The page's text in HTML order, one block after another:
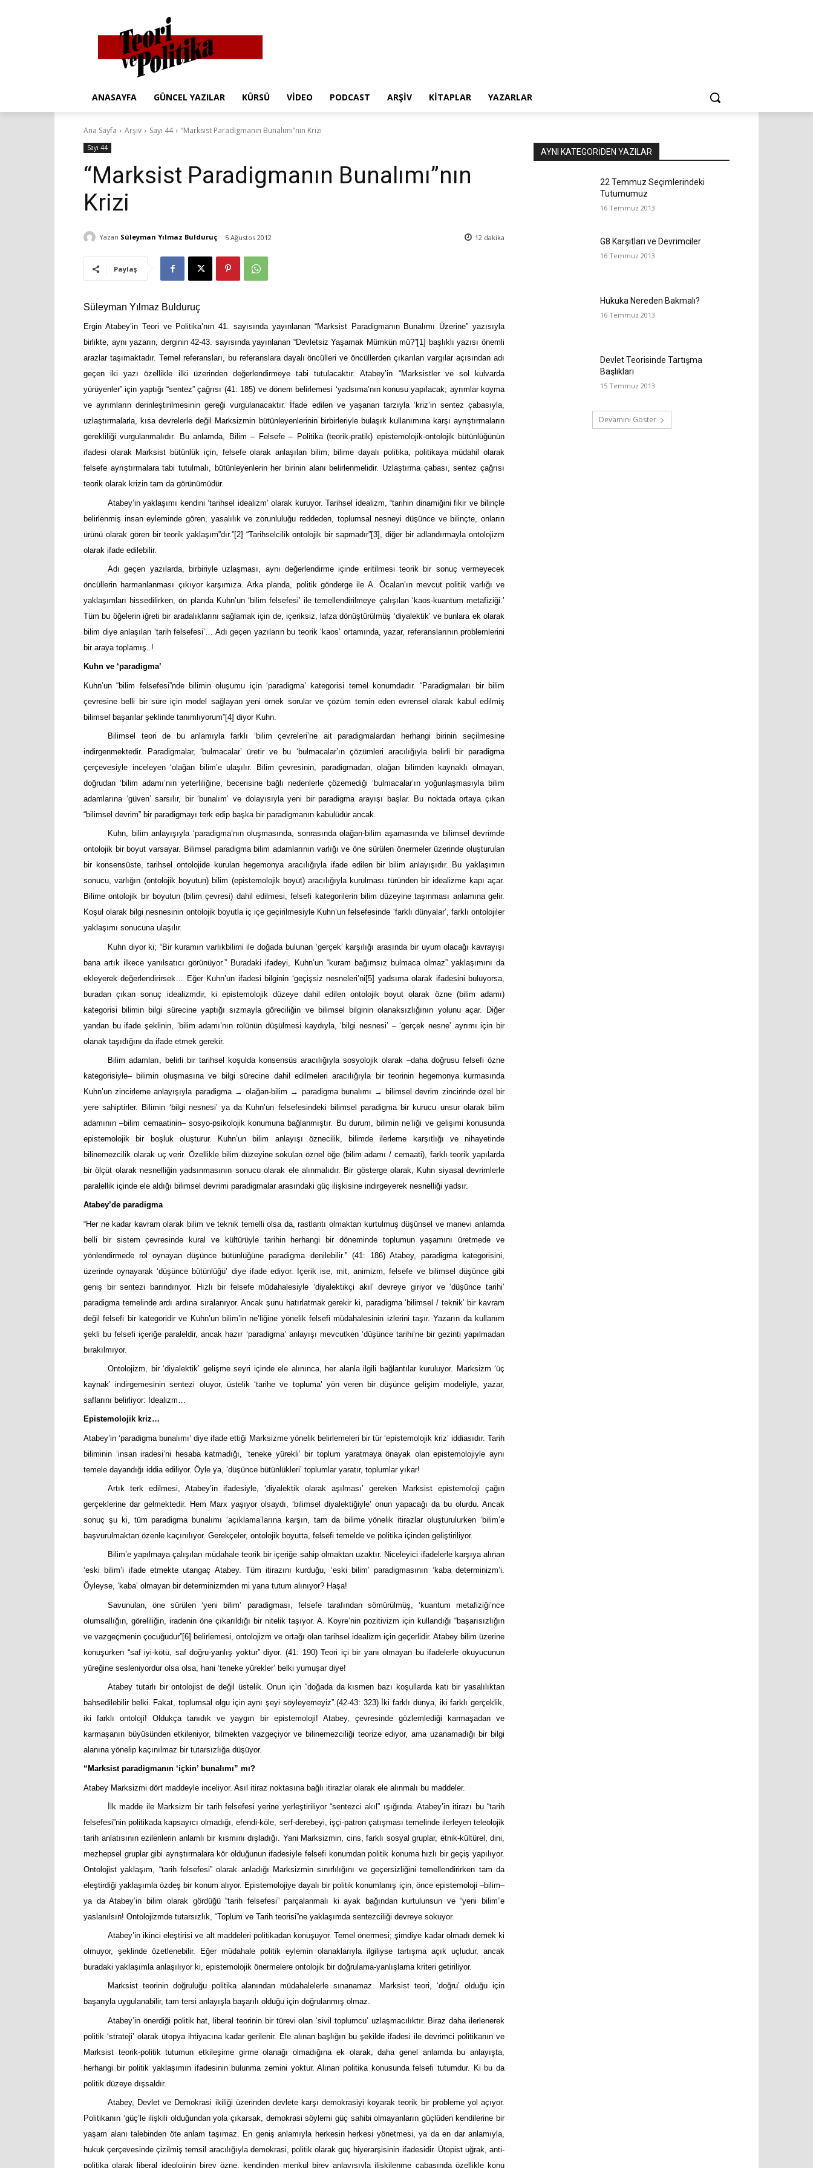
ANASAYFA GÜNCEL YAZILAR KÜRSÜ VIDEO PODCAST ARŞIV KITAPLAR YAZARLAR
Ana Sayfa Arşiv Sayı 44 “Marksist Paradigmanın Bunalımı”nın Krizi
Sayı 44
“Marksist Paradigmanın Bunalımı”nın
Krizi
Yazan Süleyman Yılmaz Bulduruç 5 Ağustos 2012 12 dakika
Paylaş
Süleyman Yılmaz Bulduruç
Ergin Atabey’in Teori ve Politika’nın 41. sayısında yayınlanan “Marksist Paradigmanın Bunalımı Üzerine” yazısıyla
birlikte, aynı yazarın, derginin 42-43. sayısında yayınlanan “Devletsiz Yaşamak Mümkün mü?”[1] başlıklı yazısı önemli
arazlar taşımaktadır. Temel referansları, bu referanslara dayalı öncülleri ve öncüllerden çıkarılan vargılar açısından adı
geçen iki yazı özellikle ilki üzerinden değerlendirmeye tabi tutulacaktır. Atabey’in “Marksistler ve sol kulvarda
yürüyenler” için yaptığı “sentez” çağrısı (41: 185) ve dönem belirlemesi ‘yadsıma’nın konusu yapılacak; ayrımlar koyma
ve ayrımların derinleştirilmesinin gereği vurgulanacaktır. İfade edilen ve yaşanan tarzıyla ‘kriz’in sentez çabasıyla,
uzlaştırmalarla, kısa devrelerle değil Marksizmin bütünleyenlerinin birbirleriyle bulaşık kullanımına karşı ayrıştırmaların
gerekliliği vurgulanmalıdır. Bu anlamda, Bilim – Felsefe – Politika (teorik-pratik) epistemolojik-ontolojik bütünlüğünün
ifadesi olarak Marksist bütünlük için, felsefe olarak anlaşılan bilim, bilime dayalı politika, politikaya müdahil olarak
felsefe ayrıştırmalara tabi tutulmalı, bütünleyenlerin her birinin alanı belirlenmelidir. Uzlaştırma çabası, sentez çağrısı
teorik olarak krizin tam da görünümüdür.
Atabey’in yaklaşımı kendini ‘tarihsel idealizm’ olarak kuruyor. Tarihsel idealizm, “tarihin dinamiğini fikir ve bilinçle
belirlenmiş insan eyleminde gören, yasalılık ve zorunluluğu reddeden, toplumsal nesneyi düşünce ve bilinçte, onların
ürünü olarak gören bir teorik yaklaşım”dır.”[2] “Tarihselcilik ontolojik bir sapmadır”[3] , diğer bir adlandırmayla ontolojizm
olarak ifade edilebilir.
Adı geçen yazılarda, birbiriyle uzlaşması, aynı değerlendirme içinde eritilmesi teorik bir sonuç vermeyecek
öncüllerin harmanlanması çıkıyor karşımıza. Arka planda, politik gönderge ile A. Öcalan’ın mevcut politik varlığı ve
yaklaşımları hissedilirken, ön planda Kuhn’un ‘bilim felsefesi’ ile temellendirilmeye çalışılan ‘kaos-kuantum metafiziği.’
Tüm bu öğelerin iğreti bir aradalıklarını sağlamak için de, içeriksiz, lafza dönüştürülmüş ‘diyalektik’ ve bunlara ek olarak
bilim diye anlaşılan ‘tarih felsefesi’… Adı geçen yazıların bu teorik ‘kaos’ ortamında, yazar, referanslarının problemlerini
bir araya toplamış..!
Kuhn ve ‘paradigma’
Kuhn’un “bilim felsefesi”nde bilimin oluşumu için ‘paradigma’ kategorisi temel konumdadır. “Paradigmaları bir bilim
çevresine belli bir süre için model sağlayan yeni örnek sorular ve çözüm temin eden evrensel olarak kabul edilmiş
bilimsel başarılar şeklinde tanımlıyorum”[4] diyor Kuhn.
Bilimsel teori de bu anlamıyla farklı ‘bilim çevreleri’ne ait paradigmalardan herhangi birinin seçilmesine
indirgenmektedir. Paradigmalar, ‘bulmacalar’ üretir ve bu ‘bulmacalar’ın çözümleri aracılığıyla belirli bir paradigma
çerçevesiyle inceleyen ‘olağan bilim’e ulaşılır. Bilim çevresinin, paradigmadan, olağan bilimden kaynaklı olmayan,
doğrudan ‘bilim adamı’nın yeterliliğine, becerisine bağlı nedenlerle çözemediği ‘bulmacalar’ın yoğunlaşmasıyla bilim
adamlarına ‘güven’ sarsılır, bir ‘bunalım’ ve dolayısıyla yeni bir paradigma arayışı başlar. Bu noktada ortaya çıkan
“bilimsel devrim” bir paradigmayı terk edip başka bir paradigmanın kabulüdür ancak.
Kuhn, bilim anlayışıyla ‘paradigma’nın oluşmasında, sonrasında olağan-bilim aşamasında ve bilimsel devrimde
ontolojik bir boyut varsayar. Bilimsel paradigma bilim adamlarının varlığı ve öne sürülen önermeler üzerinde oluşturulan
bir konsensüste, tarihsel ontolojide kurulan hegemonya aracılığıyla ifade edilen bir bilim anlayışıdır. Bu yaklaşımın
sonucu, varlığın (ontolojik boyutun) bilim (epistemolojik boyut) aracılığıyla kurulması türünden bir idealizme kapı açar.
Bilime ontolojik bir boyutun (bilim çevresi) dahil edilmesi, felsefi kategorilerin bilim düzeyine taşınması anlamına gelir.
Koşul olarak bilgi nesnesinin ontolojik boyutla iç içe geçirilmesiyle Kuhn’un felsefesinde ‘farklı dünyalar’, farklı ontolojiler
yaklaşımı sonucuna ulaşılır.
Kuhn diyor ki; “Bir kuramın varlıkbilimi ile doğada bulunan ‘gerçek’ karşılığı arasında bir uyum olacağı kavrayışı
bana artık ilkece yanılsatıcı görünüyor.” Buradaki ifadeyi, Kuhn’un “kuram bağımsız bulmaca olmaz” yaklaşımını da
ekleyerek değerlendirirsek… Eğer Kuhn’un ifadesi bilginin ‘geçişsiz nesneleri’ni[5] yadsıma olarak ifadesini buluyorsa,
buradan çıkan sonuç idealizmdir, ki epistemolojik düzeye dahil edilen ontolojik boyut olarak özne (bilim adamı)
kategorisi bilimin bilgi sürecine yaptığı sızmayla göreciliğin ve bilimsel bilginin olanaksızlığının yolunu açar. Diğer
yandan bu ifade şeklinin, ‘bilim adamı’nın rolünün düşülmesi kaydıyla, ‘bilgi nesnesi’ – ‘gerçek nesne’ ayrımı için bir
olanak taşıdığını da ifade etmek gerekir.
Bilim adamları, belirli bir tarihsel koşulda konsensüs aracılığıyla sosyolojik olarak –daha doğrusu felsefi özne
kategorisiyle– bilimin oluşmasına ve bilgi sürecine dahil edilmeleri aracılığıyla bir teorinin hegemonya kurmasında
Kuhn’un zincirleme anlayışıyla paradigma → olağan-bilim → paradigma bunalımı → bilimsel devrim zincirinde özel bir
yere sahiptirler. Bilimin ‘bilgi nesnesi’ ya da Kuhn’un felsefesindeki bilimsel paradigma bir kurucu unsur olarak bilim
adamının –bilim cemaatinin– sosyo-psikolojik konumuna bağlanmıştır. Bu durum, bilimin ne’liği ve gelişimi konusunda
epistemolojik bir boşluk oluşturur. Kuhn’un bilim anlayışı öznecilik, bilimde ilerleme karşıtlığı ve nihayetinde
bilinemezcilik olarak uç verir. Özellikle bilim düzeyine sokulan öznel öğe (bilim adamı / cemaati), farklı teorik yapılarda
bir ölçüt olarak nesnelliğin yadsınmasının sonucu olarak ele alınmalıdır. Bir gösterge olarak, Kuhn siyasal devrimlerle
paralellik içinde ele aldığı bilimsel devrimi paradigmalar arasındaki güç ilişkisine indirgeyerek nesnelliği yadsır.
Atabey’de paradigma
“Her ne kadar kavram olarak bilim ve teknik temelli olsa da, rastlantı olmaktan kurtulmuş düşünsel ve manevi anlamda
belli bir sistem çevresinde kural ve kültürüyle tarihin herhangi bir döneminde toplumun yaşamını üretmede ve
yönlendirmede rol oynayan düşünce bütünlüğüne paradigma denilebilir.” (41: 186) Atabey, paradigma kategorisini,
üzerinde oynayarak ‘düşünce bütünlüğü’ diye ifade ediyor. İçerik ise, mit, animizm, felsefe ve bilimsel düşünce gibi
geniş bir sentezi barındırıyor. Hızlı bir felsefe müdahalesiyle ‘diyalektikçi akıl’ devreye giriyor ve ‘düşünce tarihi’
paradigma temelinde ardı ardına sıralanıyor. Ancak şunu hatırlatmak gerekir ki, paradigma ‘bilimsel / teknik’ bir kavram
değil felsefi bir kategoridir ve Kuhn’un bilim’in ne’liğine yönelik felsefi müdahalesinin izlerini taşır. Yazarın da kullanım
şekli bu felsefi içeriğe paraleldir, ancak hazır ‘paradigma’ anlayışı mevcutken ‘düşünce tarihi’ne bir gezinti yapılmadan
bırakılmıyor.
Ontolojizm, bir ‘diyalektik’ gelişme seyri içinde ele alınınca, her alanla ilgili bağlantılar kuruluyor. Marksizm ‘üç
kaynak’ indirgemesinin sentezi oluyor, üstelik ‘tarihe ve topluma’ yön veren bir düşünce gelişim modeliyle, yazar,
saflarını belirliyor: İdealizm…
Epistemolojik kriz…
Atabey’in ‘paradigma bunalımı’ diye ifade ettiği Marksizme yönelik belirlemeleri bir tür ‘epistemolojik kriz’ iddiasıdır. Tarih
biliminin ‘insan iradesi’ni hesaba katmadığı, ‘teneke yürekli’ bir toplum yaratmaya önayak olan epistemolojiyle aynı
temele dayandığı iddia ediliyor. Öyle ya, ‘düşünce bütünlükleri’ toplumlar yaratır, toplumlar yıkar!
Artık terk edilmesi, Atabey’in ifadesiyle, ‘diyalektik olarak aşılması’ gereken Marksist epistemoloji çağın
gerçeklerine dar gelmektedir. Hem Marx yaşıyor olsaydı, ‘bilimsel diyalektiğiyle’ onun yapacağı da bu olurdu. Ancak
sonuç şu ki, tüm paradigma bunalımı ‘açıklama’larına karşın, tam da bilime yönelik itirazlar oluşturulurken ‘bilim’e
başvurulmaktan özenle kaçınılıyor. Gerekçeler, ontolojik boyutta, felsefi temelde ve politika içinden geliştiriliyor.
Bilim’e yapılmaya çalışılan müdahale teorik bir içeriğe sahip olmaktan uzaktır. Niceleyici ifadelerle karşıya alınan
‘eski bilim’i ifade etmekte utangaç Atabey. Tüm itirazını kurduğu, ‘eski bilim’ paradigmasının ‘kaba determinizm’i.
Öyleyse, ‘kaba’ olmayan bir determinizmden mi yana tutum alınıyor? Haşa!
Savunulan, öne sürülen ‘yeni bilim’ paradigması, felsefe tarafından sömürülmüş, ‘kuantum metafiziği’nce
olumsallığın, göreliliğin, iradenin öne çıkarıldığı bir nitelik taşıyor. A. Koyre’nin pozitivizm için kullandığı “başarısızlığın
ve vazgeçmenin çocuğudur”[6] belirlemesi, ontolojizm ve ortağı olan tarihsel idealizm için geçerlidir. Atabey bilim üzerine
konuşurken “saf iyi-kötü, saf doğru-yanlış yoktur” diyor. (41: 190) Teori içi bir yanı olmayan bu ifadelerle okuyucunun
yüreğine sesleniyordur olsa olsa, hani ‘teneke yürekler’ belki yumuşar diye!
Atabey tutarlı bir ontolojist de değil üstelik. Onun için “doğada da kısmen bazı koşullarda katı bir yasalılıktan
bahsedilebilir belki. Fakat, toplumsal olgu için aynı şeyi söyleyemeyiz”.(42-43: 323) İki farklı dünya, iki farklı gerçeklik,
iki farklı ontoloji! Oldukça tanıdık ve yaygın bir epistemoloji! Atabey, çevresinde gözlemlediği karmaşadan ve
karmaşanın büyüsünden etkileniyor, bilmekten vazgeçiyor ve bilinemezciliği teorize ediyor, ama uzanamadığı bir bilgi
alanına yönelip kaçınılmaz bir tutarsızlığa düşüyor.
“Marksist paradigmanın ‘içkin’ bunalımı” mı?
Atabey Marksizmi dört maddeyle inceliyor. Asıl itiraz noktasına bağlı itirazlar olarak ele alınmalı bu maddeler.
İlk madde ile Marksizm bir tarih felsefesi yerine yerleştiriliyor “sentezci akıl” ışığında. Atabey’in itirazı bu “tarih
felsefesi”nin politikada kapsayıcı olmadığı, efendi-köle, serf-derebeyi, işçi-patron çatışması temelinde ilerleyen teleolojik
tarih anlatısının ezilenlerin anlamlı bir kısmını dışladığı. Yani Marksizmin, cins, farklı sosyal gruplar, etnik-kültürel, dini,
mezhepsel gruplar gibi ayrıştırmalara kör olduğunun ifadesiyle felsefi konumdan politik konuma hızlı bir geçiş yapılıyor.
Ontolojist yaklaşım, “tarih felsefesi” olarak anladığı Marksizmin sınırlılığını ve geçersizliğini temellendirirken tam da
eleştirdiği yaklaşımla özdeş bir konum alıyor. Epistemolojiye dayalı bir politik konumlanış için, önce epistemoloji –bilim–
ya da Atabey’in bilim olarak gördüğü “tarih felsefesi” parçalanmalı ki ayak bağından kurtulunsun ve “yeni bilim”e
yaslanılsın! Ontolojizmde tutarsızlık, “Toplum ve Tarih teorisi”ne yaklaşımda sentezciliği devreye sokuyor.
Atabey’in ikinci eleştirisi ve alt maddeleri politikadan konuşuyor. Temel önermesi; şimdiye kadar olmadı demek ki
olmuyor, şeklinde özetlenebilir. Eğer müdahale politik eylemin olanaklarıyla ilgiliyse tartışma açık uçludur, ancak
buradaki yaklaşımla anlaşılıyor ki, epistemolojik önermelere ontolojik bir doğrulama-yanlışlama kriteri getiriliyor.
Marksist teorinin doğruluğu politika alanından müdahalelerle sınanamaz. Marksist teori, ‘doğru’ olduğu için
başarıyla uygulanabilir, tam tersi anlayışla başarılı olduğu için doğrulanmış olmaz.
Atabey’in önerdiği politik hat, liberal teorinin bir türevi olan ‘sivil toplumcu’ uzlaşmacılıktır. Biraz daha ilerlenerek
politik ‘strateji’ olarak ütopya ihtiyacına kadar gerilenir. Ele alınan başlığın bu şekilde ifadesi ile devrimci politikanın ve
Marksist teorik-politik tutumun etkileşime girme olanağı olmadığına ek olarak, daha genel anlamda bu anlayışta,
herhangi bir politik yaklaşımın ifadesinin bulunma zemini yoktur. Alınan politika konusunda felsefi tutumdur. Ki bu da
politik düzeye dışsaldır.
Atabey, Devlet ve Demokrasi ikiliği üzerinden devlete karşı demokrasiyi koyarak teorik bir probleme yol açıyor.
Politikanın ‘güç’le ilişkili olduğundan yola çıkarsak, demokrasi söylemi güç sahibi olmayanların güçlüden kendilerine bir
yaşam alanı talebinden öte anlam taşımaz. En geniş anlamıyla herkesin herkesi yönetmesi, ya da en dar anlamıyla,
hukuk çerçevesinde çizilmiş temsil aracılığıyla demokrasi, politik olarak güç hiyerarşisinin ifadesidir. Ütopist uğrak, anti-
politika olarak liberal ideolojinin birey özne, kendinden menkul birey anlayışıyla ilişkilenme çabasında özellikle konu
AYNI KATEGORIDEN YAZILAR
22 Temmuz Seçimlerindeki
Tutumumuz
16 Temmuz 2013
G8 Karşıtları ve Devrimciler
16 Temmuz 2013
Hukuka Nereden Bakmalı?
16 Temmuz 2013
Devlet Teorisinde Tartışma
Başlıkları
15 Temmuz 2013
Devamını Göster